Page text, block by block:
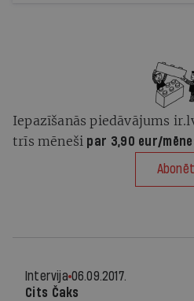
Iepazīšanās piedāvājums
trīs mēneši par 3,90 eur/
Abonēt
Intervija 06.09.2017.
Cits Čaks